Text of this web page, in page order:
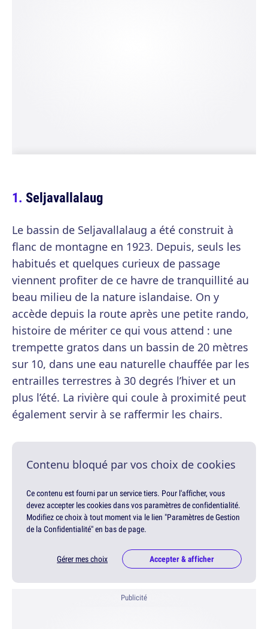
Seljavallalaug
Le bassin de Seljavallalaug a été construit à
flanc de montagne en 1923. Depuis, seuls les
habitués et quelques curieux de passage
viennent profiter de ce havre de tranquillité au
beau milieu de la nature islandaise. On y
accède depuis la route après une petite rando,
histoire de mériter ce qui vous attend : une
trempette gratos dans un bassin de 20 mètres
sur 10, dans une eau naturelle chauffée par les
entrailles terrestres à 30 degrés l’hiver et un
plus l’été. La rivière qui coule à proximité peut
également servir à se raffermir les chairs.
Contenu bloqué par vos choix de cookies
Ce contenu est fourni par un service tiers. Pour l'afficher, vous
devez accepter les cookies dans vos paramètres de confidentialité.
Modifiez ce choix à tout moment via le lien "Paramètres de Gestion
de la Confidentialité" en bas de page.
Gérer mes choix Accepter & afficher
Publicité